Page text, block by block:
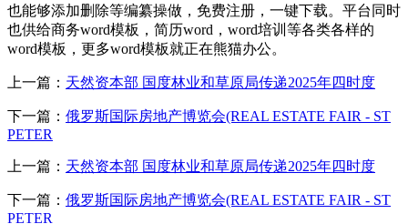
也能够添加删除等编纂操做，免费注册，一键下载。平台同时
也供给商务word模板，简历word，word培训等各类各样的
word模板，更多word模板就正在熊猫办公。
上一篇： 天然资本部 国度林业和草原局传递2025年四时度
下一篇： 俄罗斯国际房地产博览会(REAL ESTATE FAIR - ST
PETER
上一篇： 天然资本部 国度林业和草原局传递2025年四时度
下一篇： 俄罗斯国际房地产博览会(REAL ESTATE FAIR - ST
PETER